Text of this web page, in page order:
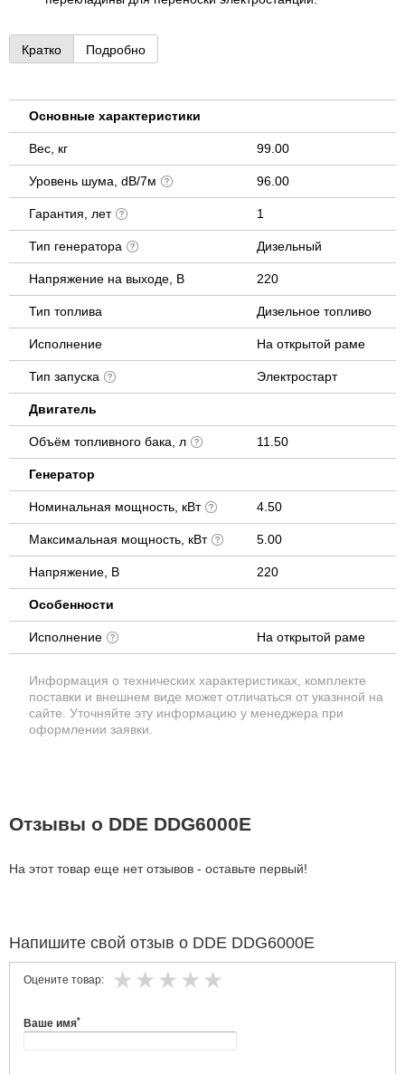
Кратко Подробно
Основные характеристики
Вес, кг 99.00
Уровень шума, dB/7м 96.00
Гарантия, лет 1
Тип генератора Дизельный
Напряжение на выходе, В 220
Тип топлива Дизельное топливо
Исполнение На открытой раме
Тип запуска Электростарт
Двигатель
Объём топливного бака, л 11.50
Генератор
Номинальная мощность, кВт 4.50
Максимальная мощность, кВт 5.00
Напряжение, В 220
Особенности
Исполнение На открытой раме
Информация о технических характеристиках, комплекте
поставки и внешнем виде может отличаться от указнной на
сайте. Уточняйте эту информацию у менеджера при
оформлении заявки.
Отзывы о DDE DDG6000E
На этот товар еще нет отзывов - оставьте первый!
Напишите свой отзыв о DDE DDG6000E
Оцените товар:
Ваше имя*